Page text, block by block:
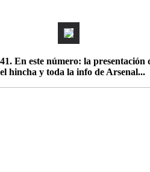
En este número: la
hincha y toda la info de Arsenal...